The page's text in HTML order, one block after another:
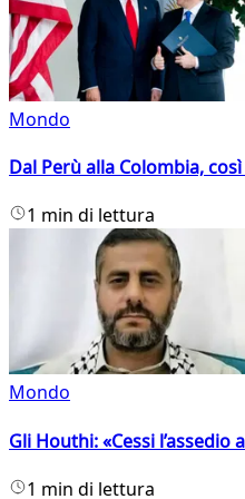
Mondo
Dal Perù alla Colombia,
1 min di lettura
Mondo
Gli Houthi: «Cessi l’assedio
1 min di lettura